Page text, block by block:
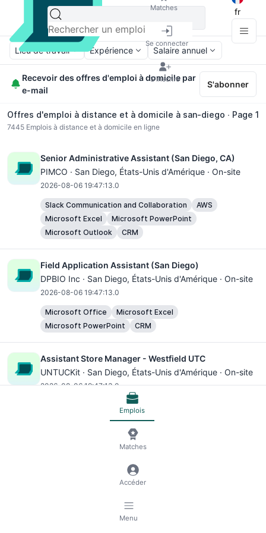
Matches
Se connecter
S'inscrire
fr
Lieu de travail Expérience Salaire annuel
Recevoir des offres d'emploi à domicile par
e-mail
S'abonner
Offres d'emploi à distance et à domicile à san-diego ∙ Page 1
7445 Emplois à distance et à domicile en ligne
Senior Administrative Assistant (San Diego, CA)
PIMCO · San Diego, États-Unis d'Amérique · On-site
2026-08-06 19:47:13.0
Slack Communication and Collaboration
AWS
Microsoft Excel
Microsoft PowerPoint
Microsoft Outlook
CRM
Field Application Assistant (San Diego)
DPBIO Inc · San Diego, États-Unis d'Amérique · On-site
2026-08-06 19:47:13.0
Microsoft Office
Microsoft Excel
Microsoft PowerPoint
CRM
Assistant Store Manager - Westfield UTC
UNTUCKit · San Diego, États-Unis d'Amérique · On-site
2026-08-06 19:47:13.0
Project Engineer II to III
San Diego, États-Unis d'Amérique · On-site
Microsoft Outlook
1520 - Network Engineer I - III
Emplois
Matches
Accéder
Menu